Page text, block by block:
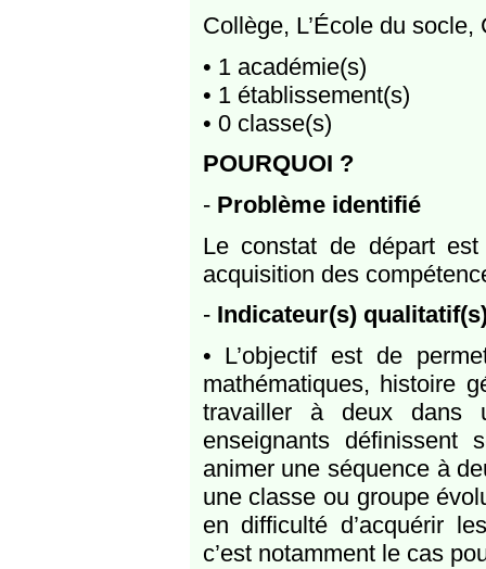
Collège, L’École du
• 1 académie(s)
• 1 établissement(s)
• 0 classe(s)
POURQUOI ?
- Problème identifié
Le constat de départ
acquisition des
- Indicateur(s)
• L’objectif est de
mathématiques, histoire
travailler à deux dans
enseignants définissent
animer une séquence à
une classe ou groupe
en difficulté d’acquérir
c’est notamment le cas